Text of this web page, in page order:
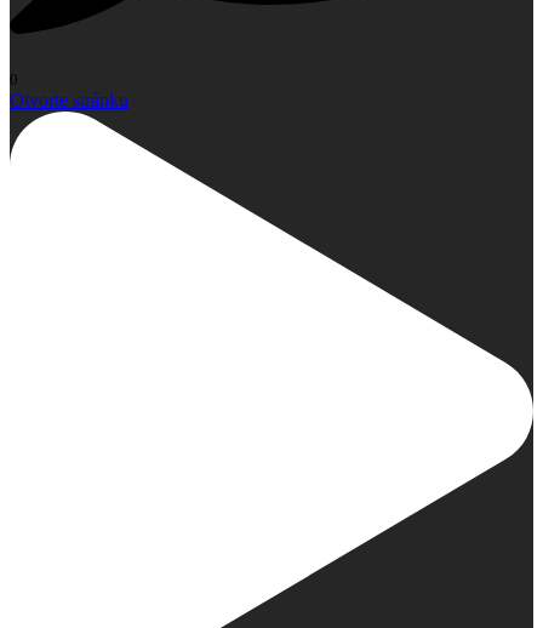
0
Otvorte stránku